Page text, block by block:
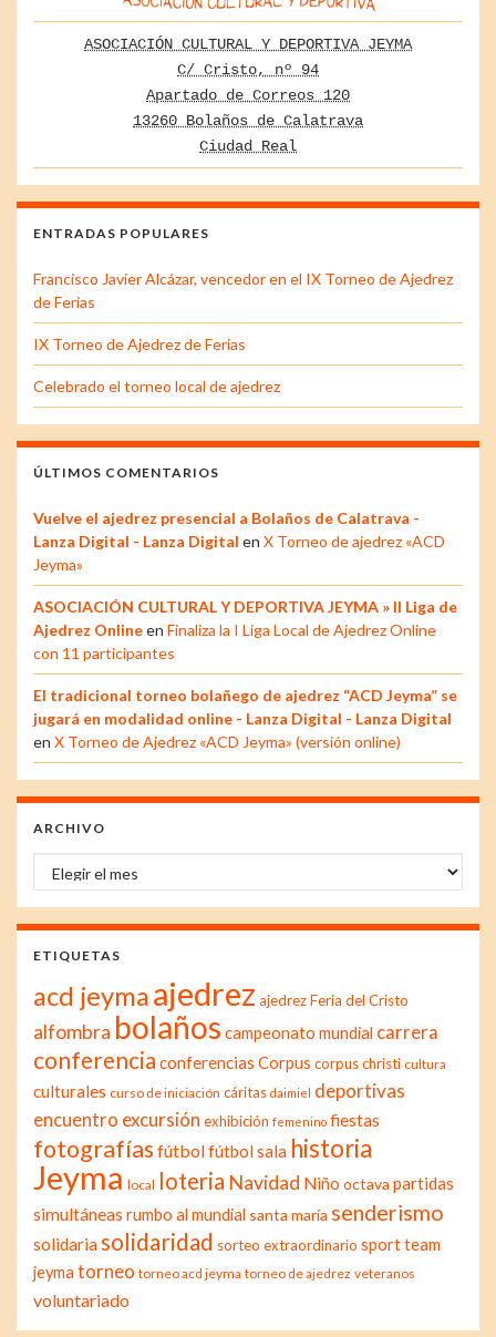
ASOCIACIÓN CULTURAL Y DEPORTIVA JEYMA
C/ Cristo, nº 94
Apartado de Correos 120
13260 Bolaños de Calatrava
Ciudad Real
ENTRADAS POPULARES
Francisco Javier Alcázar, vencedor en el IX Torneo de Ajedrez
de Ferias
IX Torneo de Ajedrez de Ferias
Celebrado el torneo local de ajedrez
ÚLTIMOS COMENTARIOS
Vuelve el ajedrez presencial a Bolaños de Calatrava -
Lanza Digital - Lanza Digital en X Torneo de ajedrez «ACD
Jeyma»
ASOCIACIÓN CULTURAL Y DEPORTIVA JEYMA » II Liga de
Ajedrez Onlineen Finaliza la I Liga Local de Ajedrez Online
con 11 participantes
El tradicional torneo bolañego de ajedrez “ACD Jeyma” se
jugará en modalidad online - Lanza Digital - Lanza Digital
en X Torneo de Ajedrez «ACD Jeyma» (versión online)
ARCHIVO
Archivo
ETIQUETAS
acd jeymaajedrez ajedrez Feria del Cristo
alfombra bolaños campeonato mundial carrera
conferencia conferencias Corpus corpus christi cultura
culturales curso de iniciación cáritas daimiel deportivas
encuentro excursión exhibición femenino fiestas
fotografías fútbolfútbol sala historia
Jeyma local loteria Navidad Niño octava partidas
simultáneas rumbo al mundial santa maría senderismo
solidariasolidaridad sorteo extraordinario sport team
jeyma torneo torneo acd jeyma torneo de ajedrez veteranos
voluntariado